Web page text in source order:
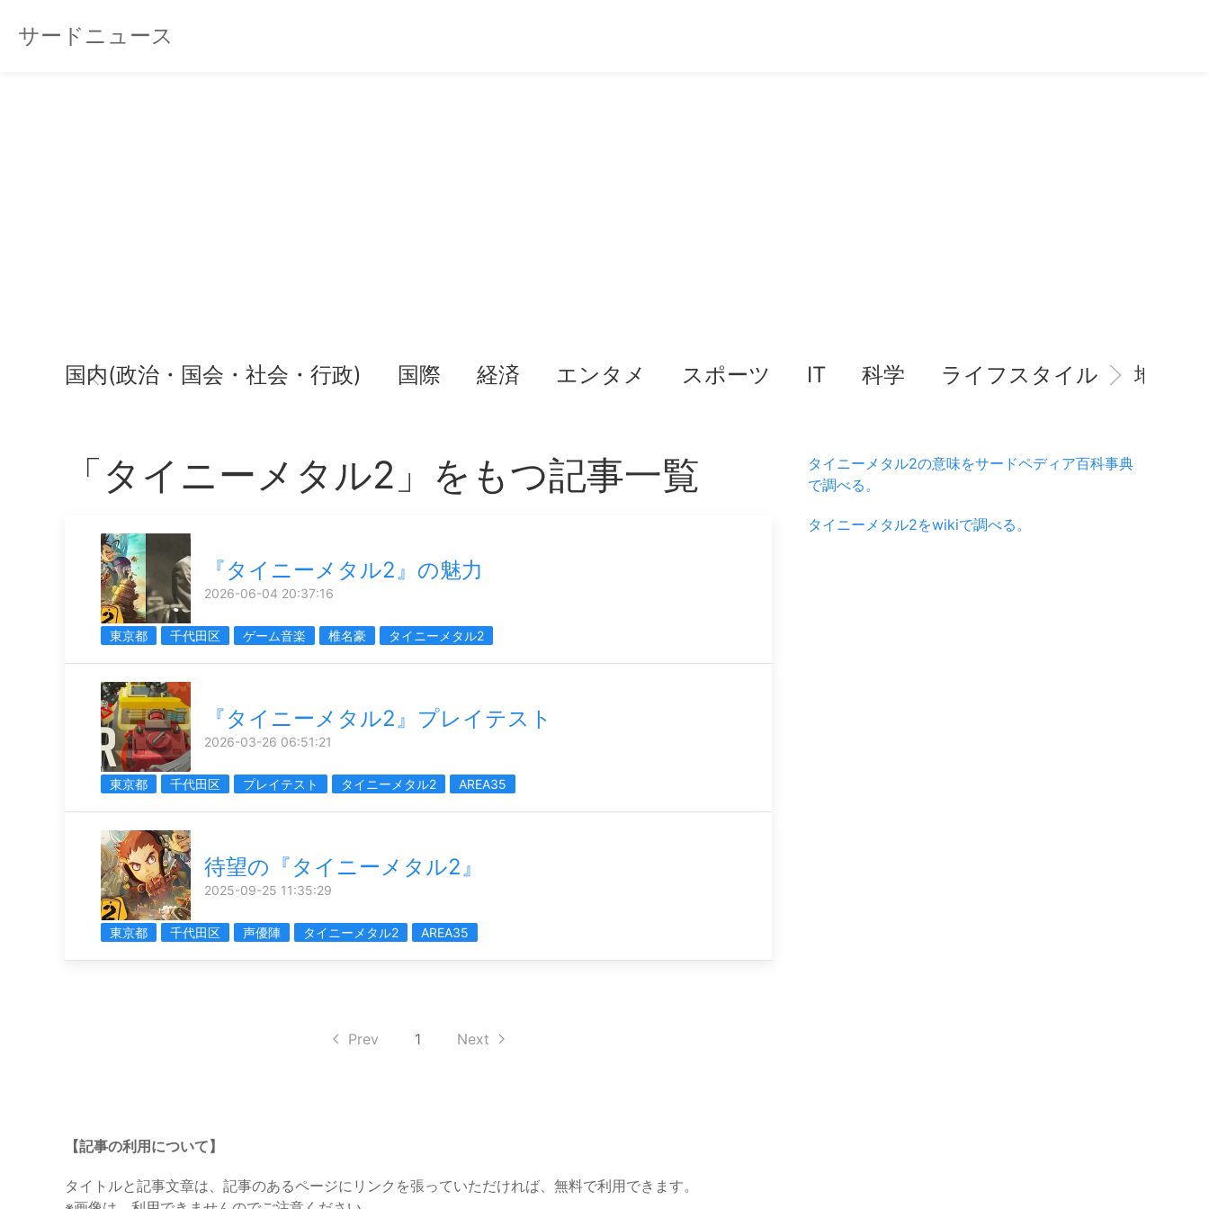
サードニュース
国内(政治・国会・社会・行政) 国際 経済 エンタメ スポーツ IT 科学 ライフスタイル 地域情
「タイニーメタル2」をもつ記事一覧
『タイニーメタル2』の魅力
2026-06-04 20:37:16
東京都 千代田区 ゲーム音楽 椎名豪 タイニーメタル2
『タイニーメタル2』プレイテスト
2026-03-26 06:51:21
東京都 千代田区 プレイテスト タイニーメタル2 AREA35
待望の『タイニーメタル2』
2025-09-25 11:35:29
東京都 千代田区 声優陣 タイニーメタル2 AREA35
Prev 1 Next
タイニーメタル2の意味をサードペディア百科事典
で調べる。
タイニーメタル2をwikiで調べる。
【記事の利用について】
タイトルと記事文章は、記事のあるページにリンクを張っていただければ、無料で利用できます。